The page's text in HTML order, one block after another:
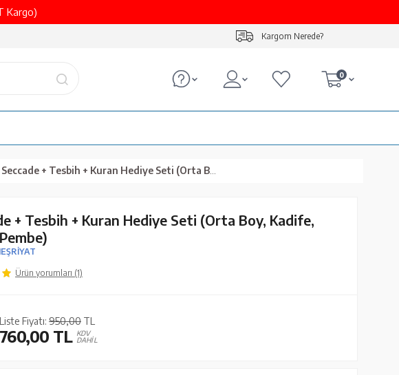
Kargo)
Kargom Nerede?
0
Seccade + Tesbih + Kuran Hediye Seti (Orta Boy, Kadife, Pudra Pembe)
+ Tesbih + Kuran Hediye Seti (Orta Boy, Kadife,
Ürün yorumları (1)
Liste Fiyatı: 950,00 TL
760,00 TL KDV
DAHİL